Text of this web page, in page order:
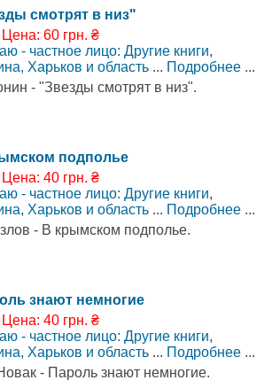
смотрят в низ"
Цена: 60 грн. ₴
- частное лицо: Другие книги,
Харьков и область ... Подробнее ...
- "Звезды смотрят в низ".
подполье
Цена: 40 грн. ₴
- частное лицо: Другие книги,
Харьков и область ... Подробнее ...
- В крымском подполье.
знают немногие
Цена: 40 грн. ₴
- частное лицо: Другие книги,
Харьков и область ... Подробнее ...
- Пароль знают немногие.